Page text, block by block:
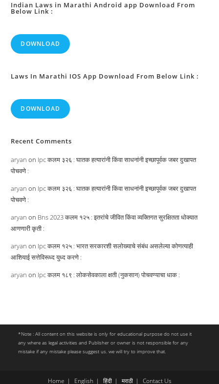
Indian Laws in Marathi Android app Download From
Below Link :
DOWNLOAD
Laws In Marathi IOS App Download From Below Link :
DOWNLOAD
Recent Comments
aryan on Ipc कलम ३२६ : घातक हत्यारांनी किंवा साधनांनी इच्छापूर्वक जबर दुखापत
पोचवणे :
aryan on Ipc कलम ३२६ : घातक हत्यारांनी किंवा साधनांनी इच्छापूर्वक जबर दुखापत
पोचवणे :
aryan on Bns 2023 कलम १२५ : इतरांचे जीवित किंवा व्यक्तिगत सुरक्षितता धोक्यात
आणणारी कृती :
aryan on Ipc कलम १२५ : भारत सरकारशी सलोख्याचे संबंध असलेल्या कोणत्याही
आशियाई सत्तेविरूध्द युध्द करणे :
aryan on Ipc कलम १८९ : लोकसेवकाला क्षती (नुकसान) पोचवण्याचा धाक :
*Note : All content on this website is only for educational purpose do not use it
any where as legal activities and Publisher or owner is not responsible for any
mistake if any mistake please suggest us. we will try to improve that.
Home English हिंदी मराठी Contact Us